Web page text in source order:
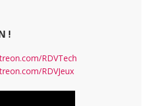
!
RDVTech
RDVJeux